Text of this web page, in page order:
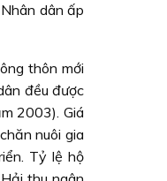
dân ấp
thôn mới
đều được
2003). Giá
nuôi gia
Tỷ lệ hộ